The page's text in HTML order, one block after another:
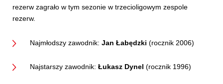
rezerw zagrało w tym sezonie w trzecioligowym zespole
rezerw.
Najmłodszy zawodnik: Jan Łabędzki (rocznik 2006)
Najstarszy zawodnik: Łukasz Dynel (rocznik 1996)